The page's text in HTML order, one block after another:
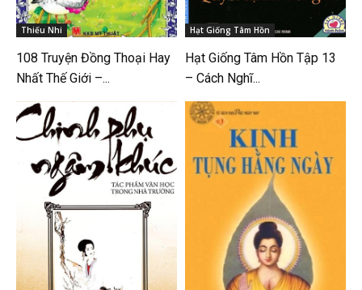
Thiếu Nhi
108 Truyện Đồng Thoại Hay
Nhất Thế Giới –...
Hạt Giống Tâm Hồn
Hạt Giống Tâm Hồn Tập 13
– Cách Nghĩ...